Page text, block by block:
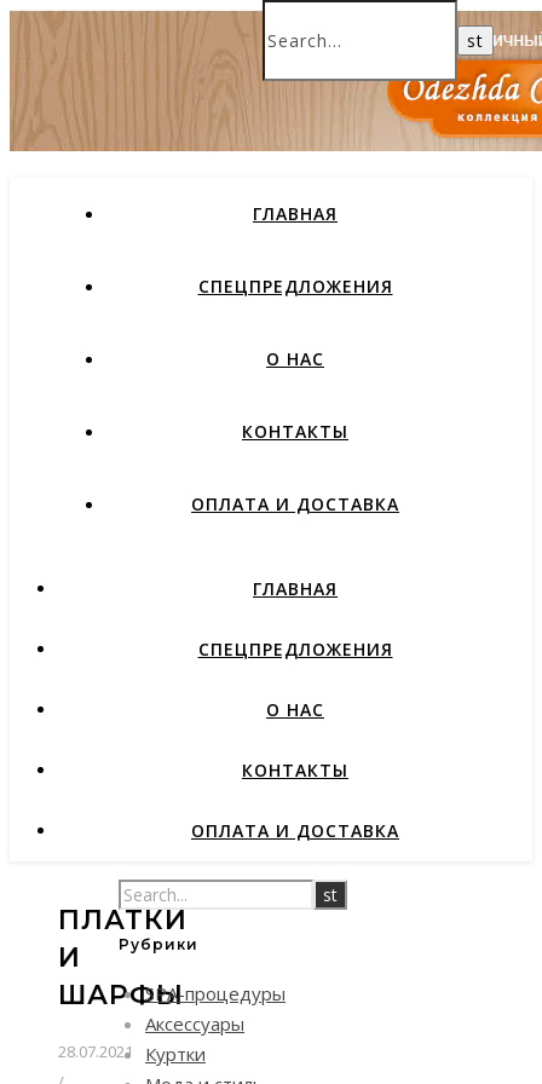
ГЛАВНАЯ
СПЕЦПРЕДЛОЖЕНИЯ
О НАС
КОНТАКТЫ
ОПЛАТА И ДОСТАВКА
ГЛАВНАЯ
СПЕЦПРЕДЛОЖЕНИЯ
О НАС
КОНТАКТЫ
ОПЛАТА И ДОСТАВКА
ПЛАТКИ
И
ШАРФЫ
28.07.2021
Рубрики
SPA-процедуры
Аксессуары
Куртки